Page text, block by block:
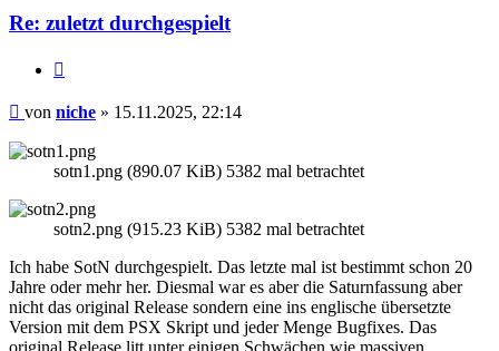
Re: zuletzt durchgespielt
Beitrag
von niche » 15.11.2025, 22:14
sotn1.png (890.07 KiB) 5382 mal betrachtet
sotn2.png (915.23 KiB) 5382 mal betrachtet
Ich habe SotN durchgespielt. Das letzte mal ist bestimmt schon 20
Jahre oder mehr her. Diesmal war es aber die Saturnfassung aber
nicht das original Release sondern eine ins englische übersetzte
Version mit dem PSX Skript und jeder Menge Bugfixes. Das
original Release litt unter einigen Schwächen wie massiven